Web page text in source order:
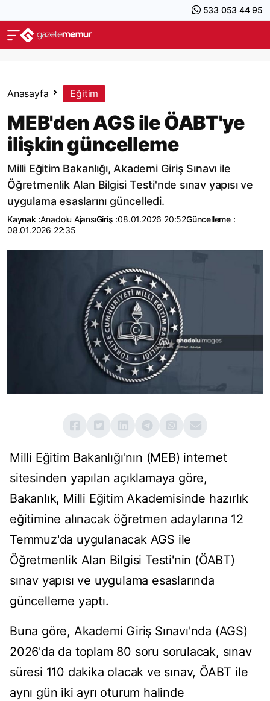
533 053 44 95
Anasayfa Eğitim
MEB'den AGS ile ÖABT'ye
ilişkin güncelleme
Milli Eğitim Bakanlığı, Akademi Giriş Sınavı ile
Öğretmenlik Alan Bilgisi Testi'nde sınav yapısı ve
uygulama esaslarını güncelledi.
Kaynak :Anadolu AjansıGiriş :08.01.2026 20:52Güncelleme :
08.01.2026 22:35
Milli Eğitim Bakanlığı'nın (MEB) internet
sitesinden yapılan açıklamaya göre,
Bakanlık, Milli Eğitim Akademisinde hazırlık
eğitimine alınacak öğretmen adaylarına 12
Temmuz'da uygulanacak AGS ile
Öğretmenlik Alan Bilgisi Testi'nin (ÖABT)
sınav yapısı ve uygulama esaslarında
güncelleme yaptı.
Buna göre, Akademi Giriş Sınavı'nda (AGS)
2026'da da toplam 80 soru sorulacak, sınav
süresi 110 dakika olacak ve sınav, ÖABT ile
aynı gün iki ayrı oturum halinde